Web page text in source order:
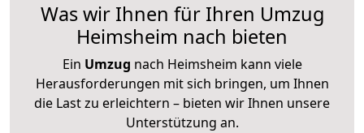
Was wir Ihnen für Ihren Umzug
Heimsheim nach bieten
Ein Umzug nach Heimsheim kann viele
Herausforderungen mit sich bringen, um Ihnen
die Last zu erleichtern – bieten wir Ihnen unsere
Unterstützung an.